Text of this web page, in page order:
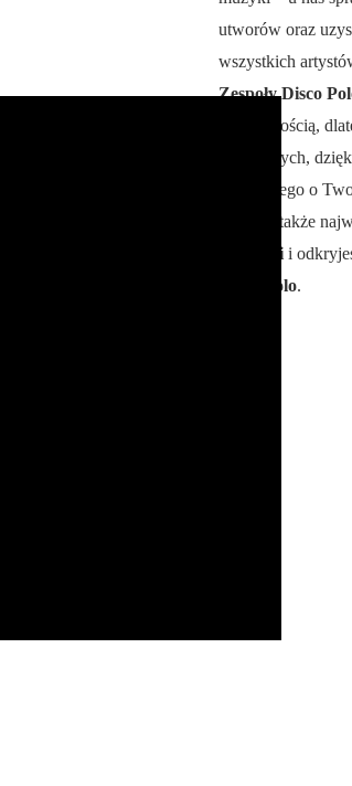
utworów oraz
wszystkich
Zespoły Disco
popularnością,
bazę danych,
wszystkiego o
poznasz także
teledyski i
Disco Polo.